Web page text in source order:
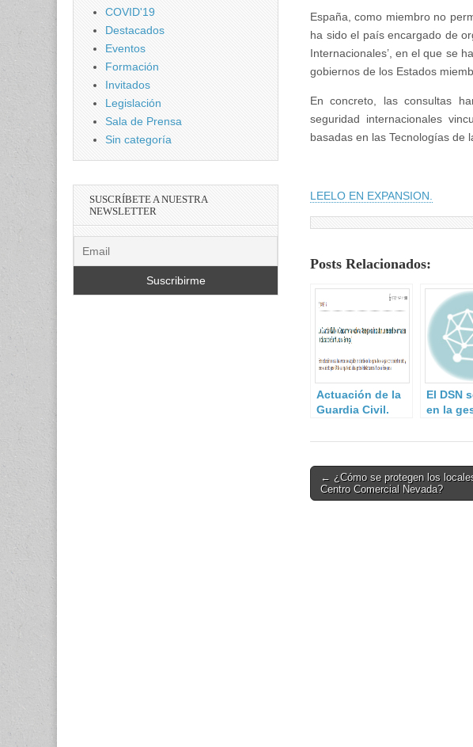
España, como miembro no
ha sido el país encargado de
Internacionales’, en el que se
gobiernos de los Estados
En concreto, las consultas
seguridad internacionales
basadas en las Tecnologías de
LEELO EN EXPANSION.
Posts Relacionados:
Actuación de la
Guardia Civil.
El DSN
en la
crisis.
Post
navigation
← ¿Cómo se protegen los
Centro Comercial Nevada?
COVID'19
Destacados
Eventos
Formación
Invitados
Legislación
Sala de Prensa
Sin categoría
SUSCRÍBETE A NUESTRA
NEWSLETTER